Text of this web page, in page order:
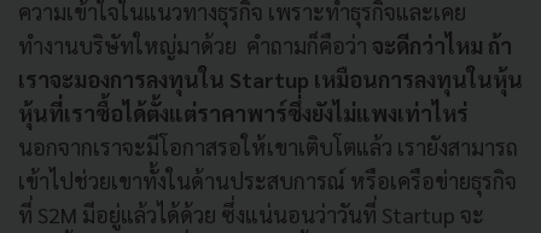
ความเข้าใจในแนวทางธุรกิจ เพราะทำธุรกิจและเคย
ทำงานบริษัทใหญ่มาด้วย คำถามก็คือว่า จะดีกว่าไหม ถ้า
เราจะมองการลงทุนใน Startup เหมือนการลงทุนในหุ้น
หุ้นที่เราซื้อได้ตั้งแต่ราคาพาร์ซึ่งยังไม่แพงเท่าไหร่
นอกจากเราจะมีโอกาสรอให้เขาเติบโตแล้ว เรายังสามารถ
เข้าไปช่วยเขาทั้งในด้านประสบการณ์ หรือเครือข่ายธุรกิจ
ที่ S2M มีอยู่แล้วได้ด้วย ซึ่งแน่นอนว่าวันที่ Startup จะ